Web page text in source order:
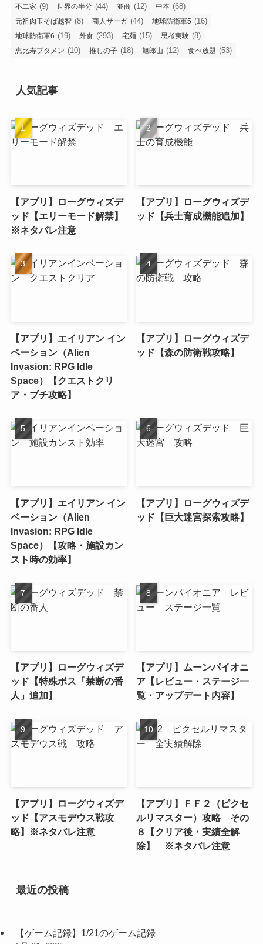
不二家 (9) 世界の半分 (44) 並商 (12) 中本 (68)
元祖肉玉そば越智 (8) 商人サーガ (44) 地球防衛軍5 (16)
地球防衛軍6 (19) 外食 (293) 宅麺 (15) 思考実験 (8)
恵比寿ブタメン (10) 推しの子 (18) 旭郎山 (12) 食べ放題 (53)
人気記事
【アプリ】ローグウィズデ
ッド【エリーモード解禁】
※ネタバレ注意
【アプリ】ローグウィズデ
ッド【兵士育成機能追加】
【アプリ】エイリアン イン
ベーション（Alien
Invasion: RPG Idle
Space）【クエストクリ
ア・プチ攻略】
【アプリ】ローグウィズデ
ッド【森の防衛戦攻略】
【アプリ】エイリアン イン
ベーション（Alien
Invasion: RPG Idle
Space）【攻略・施設カン
スト時の効率】
【アプリ】ローグウィズデ
ッド【巨大迷宮探索攻略】
【アプリ】ローグウィズデ
ッド【特殊ボス「禁断の番
人」追加】
【アプリ】ムーンパイオニ
ア【レビュー・ステージ一
覧・アップデート内容】
【アプリ】ローグウィズデ
ッド【アスモデウス戦攻
略】※ネタバレ注意
【アプリ】ＦＦ２（ピクセ
ルリマスター）攻略 その
８【クリア後・実績全解
除】 ※ネタバレ注意
最近の投稿
【ゲーム記録】1/21のゲーム記録